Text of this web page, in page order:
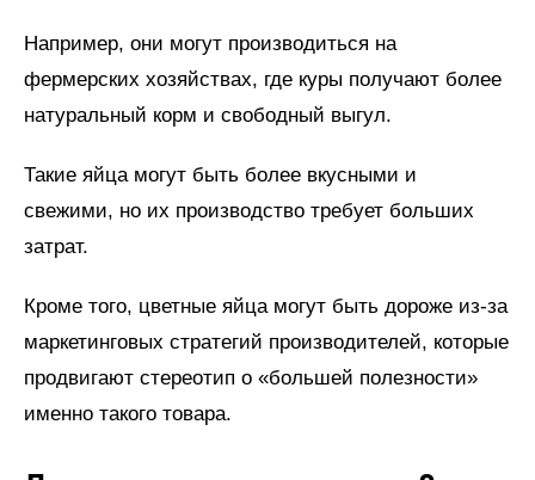
Например, они могут производиться на
фермерских хозяйствах, где куры получают более
натуральный корм и свободный выгул.
Такие яйца могут быть более вкусными и
свежими, но их производство требует больших
затрат.
Кроме того, цветные яйца могут быть дороже из-за
маркетинговых стратегий производителей, которые
продвигают стереотип о «большей полезности»
именно такого товара.